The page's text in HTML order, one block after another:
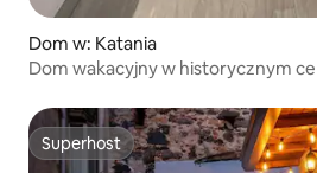
Dom w: Katania
Dom wakacyjny w historycznym
Superhost
Superhost